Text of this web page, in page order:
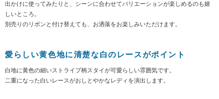
出かけに使ってみたりと、シーンに合わせてバリエーションが楽しめるのも嬉
しいところ。
別売りのリボンと付け替えても、お洒落をお楽しみいただけます。
愛らしい黄色地に清楚な白のレースがポイント
白地に黄色の細いストライプ柄スタイが可愛らしい雰囲気です。
二重になった白いレースがおしとやかなレディを演出します。